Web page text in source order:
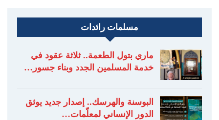
مسلمات رائدات
ماري بتول الطعمة.. ثلاثة عقود في
خدمة المسلمين الجدد وبناء جسور…
البوسنة والهرسك.. إصدار جديد يوثق
الدور الإنساني لمعلّمات…